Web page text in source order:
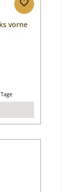
vorne